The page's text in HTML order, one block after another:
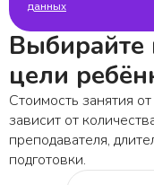
данных
Выбирайте
цели
Стоимость занятия
зависит от
преподавателя,
подготовки.